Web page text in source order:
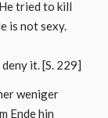
tried to kill
is not sexy.
it. [S. 229]
weniger
Ende hin